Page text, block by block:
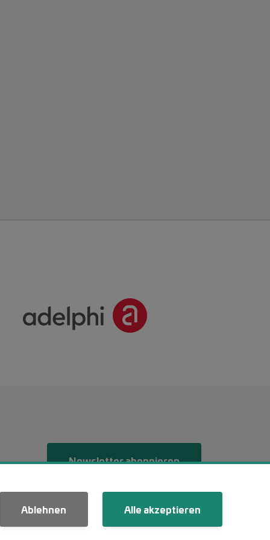
2 Newsletter abonnieren
Ablehnen Alle akzeptieren